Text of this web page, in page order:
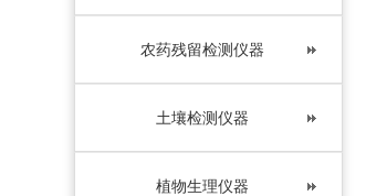
农药残留检测仪器
土壤检测仪器
植物生理仪器